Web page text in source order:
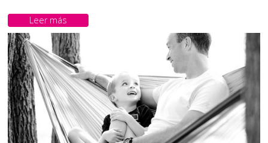
Leer más